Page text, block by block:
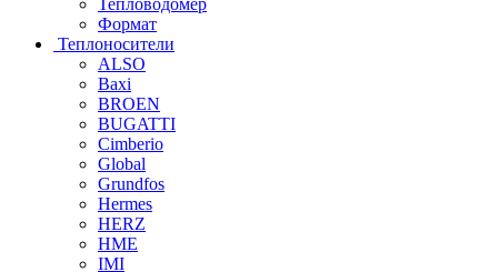
Формат
Теплоносители
ALSO
Baxi
BROEN
BUGATTI
Cimberio
Global
Grundfos
Hermes
HERZ
HME
IMI